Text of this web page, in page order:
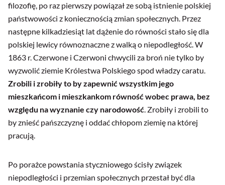
filozofię, po raz pierwszy powiązał ze sobą istnienie polskiej
państwowości z koniecznością zmian społecznych. Przez
następne kilkadziesiąt lat dążenie do równości stało się dla
polskiej lewicy równoznaczne z walką o niepodległość. W
1863 r. Czerwone i Czerwoni chwycili za broń nie tylko by
wyzwolić ziemie Królestwa Polskiego spod władzy caratu.
Zrobili i zrobiły to by zapewnić wszystkim jego
mieszkańcom i mieszkankom równość wobec prawa, bez
względu na wyznanie czy narodowość. Zrobiły i zrobili to
by znieść pańszczyznę i oddać chłopom ziemię na której
pracują.
Po porażce powstania styczniowego ścisły związek
niepodległości i przemian społecznych przestał być dla